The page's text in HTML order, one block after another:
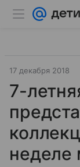
17 декабря 2018
7-
неделе